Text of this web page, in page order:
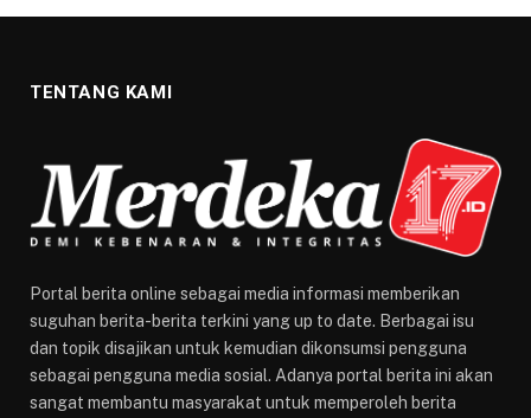
TENTANG KAMI
Portal berita online sebagai media informasi memberikan
suguhan berita-berita terkini yang up to date. Berbagai isu
dan topik disajikan untuk kemudian dikonsumsi pengguna
sebagai pengguna media sosial. Adanya portal berita ini akan
sangat membantu masyarakat untuk memperoleh berita